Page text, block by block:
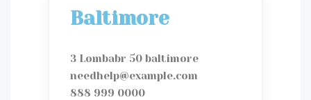
Baltimore
3 Lombabr 50 baltimore
needhelp@example.com
888 999 0000